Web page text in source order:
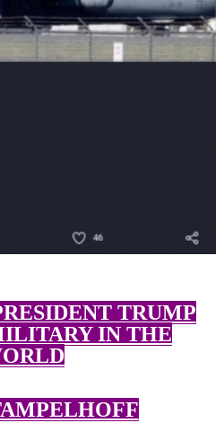
TRUMP
IN THE